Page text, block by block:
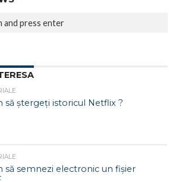
să ștergeți istoricul Netflix ?
să semnezi electronic un fișier